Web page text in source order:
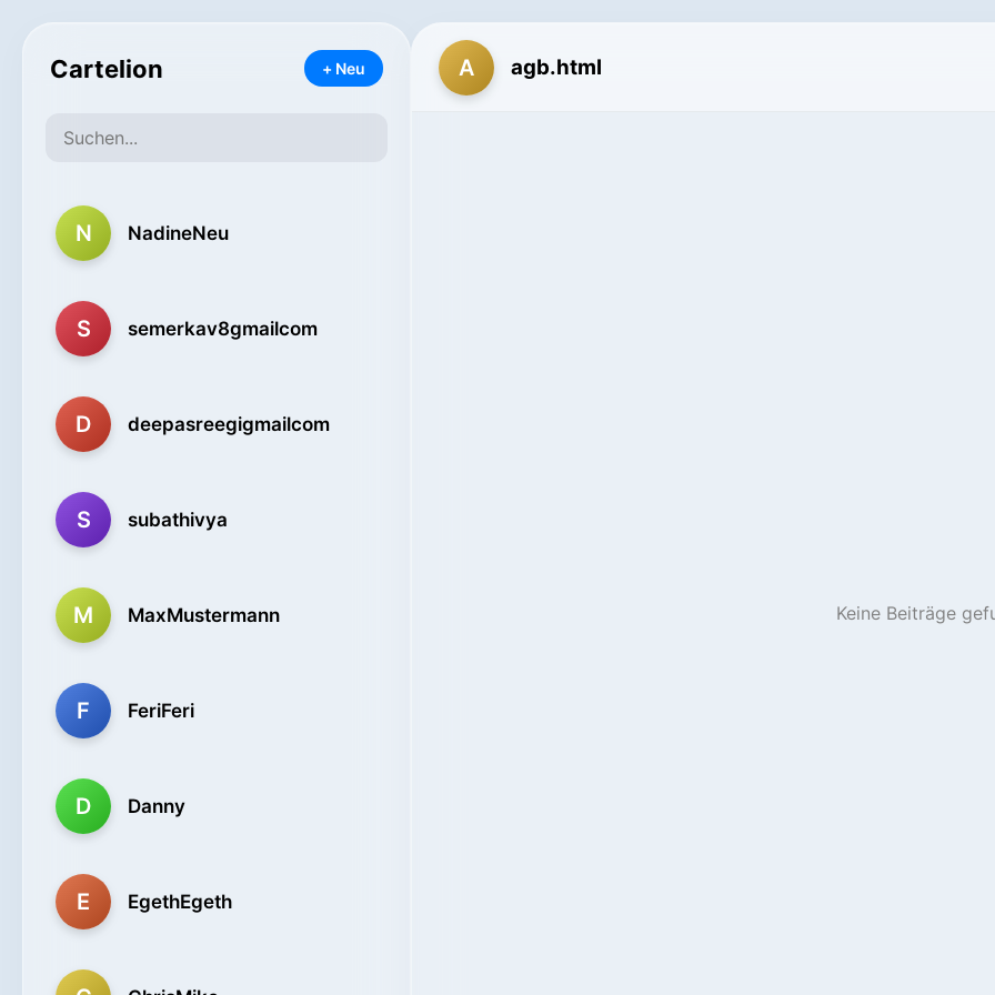
Cartelion + Neu
N NadineNeu
S semerkav8gmailcom
D deepasreegigmailcom
S subathivya
M MaxMustermann
F FeriFeri
D Danny
E EgethEgeth
A agb.html
Keine Beiträge